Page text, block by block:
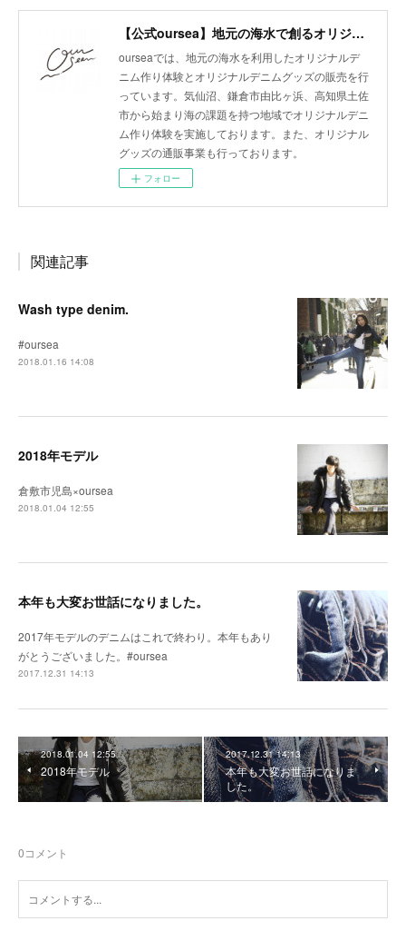
【公式oursea】地元の海水で創るオリジナルデニム
ourseaでは、地元の海水を利用したオリジナルデ
ニム作り体験とオリジナルデニムグッズの販売を行
っています。気仙沼、鎌倉市由比ヶ浜、高知県土佐
市から始まり海の課題を持つ地域でオリジナルデニ
ム作り体験を実施しております。また、オリジナル
グッズの通販事業も行っております。
フォロー
関連記事
Wash type denim.
#oursea
2018.01.16 14:08
2018年モデル
倉敷市児島×oursea
2018.01.04 12:55
本年も大変お世話になりました。
2017年モデルのデニムはこれで終わり。本年もあり
がとうございました。#oursea
2017.12.31 14:13
2018.01.04 12:55
2018年モデル
2017.12.31 14:13
本年も大変お世話になりま
した。
0コメント